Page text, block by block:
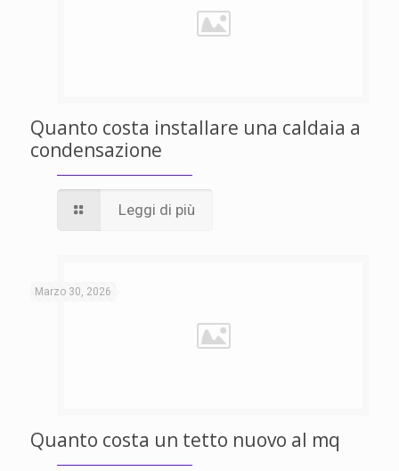
Quanto costa installare una caldaia a
condensazione
Leggi di più
Marzo 30, 2026
Quanto costa un tetto nuovo al mq